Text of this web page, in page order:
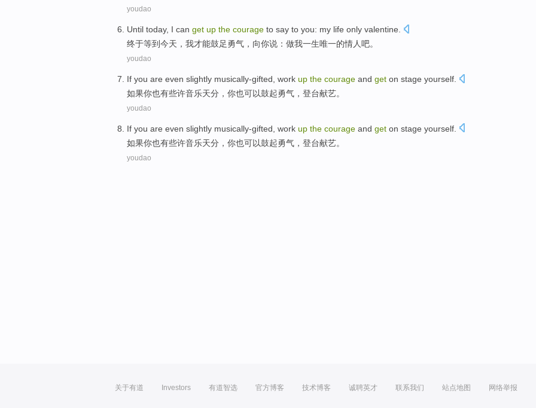
youdao
Until today, I can get up the courage to say to you: my life only valentine
终于等到今天 ， 我才能鼓足勇气， 向你说 ：做我一生唯一的情人吧。
youdao
If you are even slightly musically-gifted work up the courage and get on stage yourself
如果你也有些许音乐天分，你也可以鼓起勇气，登台献艺。
youdao
If you are even slightly musically-gifted work up the courage and get on stage yourself
如果你也有些许音乐天分，你也可以鼓起勇气，登台献艺。
youdao
关于有道 Investors 有道智选 官方博客 技术博客 诚聘英才 联系我们 站点地图 网络举报